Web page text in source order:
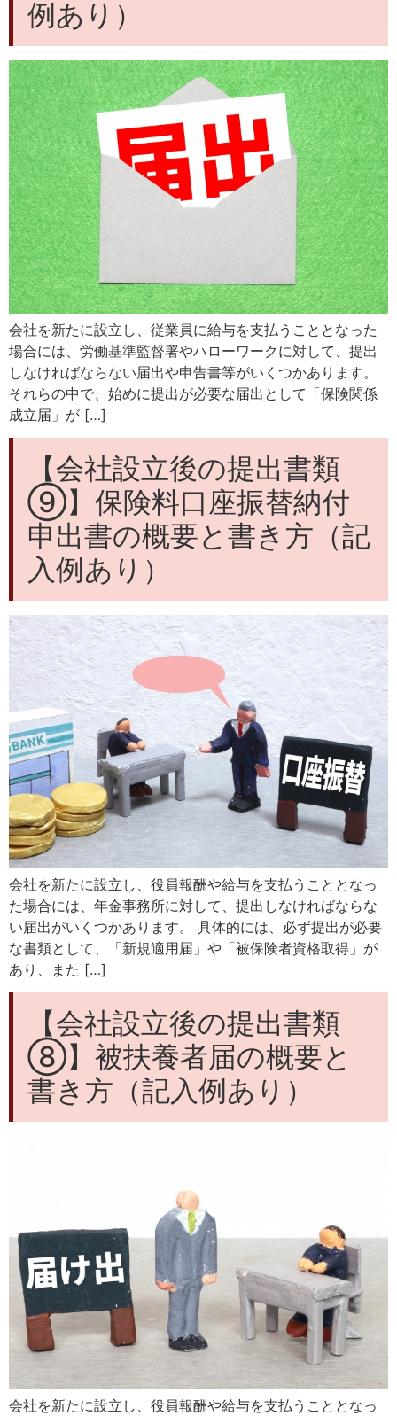
例あり）
会社を新たに設立し、従業員に給与を支払うこととなった
場合には、労働基準監督署やハローワークに対して、提出
しなければならない届出や申告書等がいくつかあります。
それらの中で、始めに提出が必要な届出として「保険関係
成立届」が […]
【会社設立後の提出書類
⑨】保険料口座振替納付
申出書の概要と書き方（記
入例あり）
会社を新たに設立し、役員報酬や給与を支払うこととなっ
た場合には、年金事務所に対して、提出しなければならな
い届出がいくつかあります。 具体的には、必ず提出が必要
な書類として、「新規適用届」や「被保険者資格取得」が
あり、また […]
【会社設立後の提出書類
⑧】被扶養者届の概要と
書き方（記入例あり）
会社を新たに設立し、役員報酬や給与を支払うこととなっ